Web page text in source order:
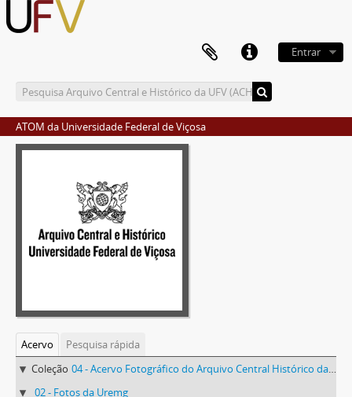
Entrar
ATOM da Universidade Federal de Viçosa
Acervo
Pesquisa rápida
Coleção 04 - Acervo Fotográfico do Arquivo Central Histórico da UFV
02 - Fotos da Uremg